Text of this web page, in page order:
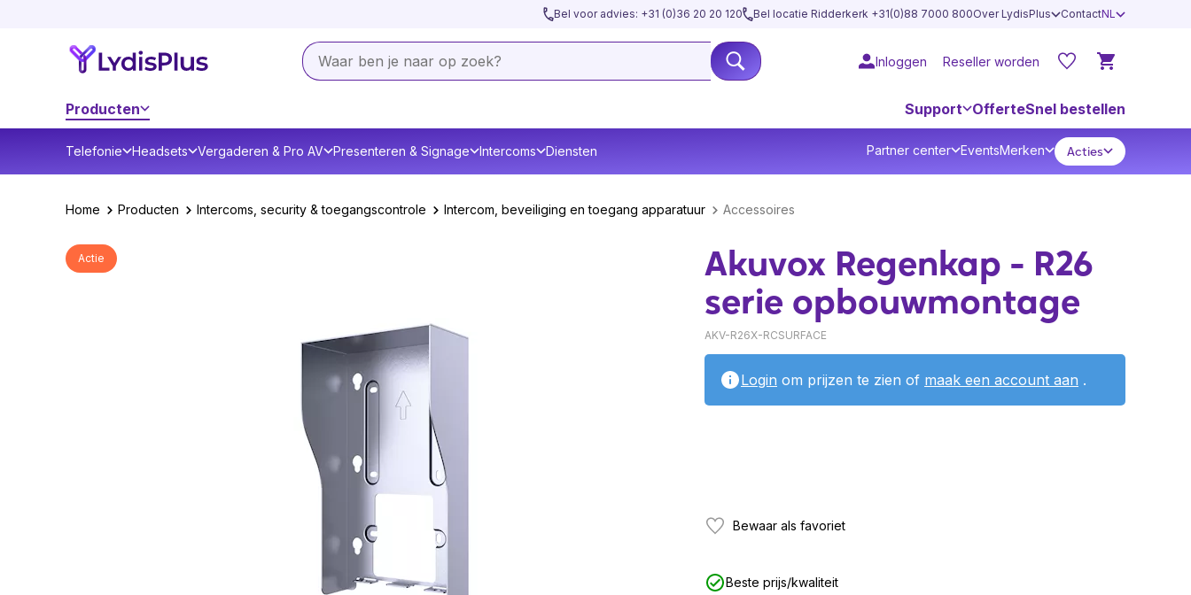
Bel voor advies: +31 (0)36 20 20 120 Bel locatie Ridderkerk +31(0)88 7000 800Over LydisPlus ContactNL
Inloggen Reseller worden
Producten Support OfferteSnel bestellen
Telefonie Headsets Vergaderen & Pro AV Presenteren & Signage Intercoms Diensten Partner center EventsMerken Acties
Home Producten Intercoms, security & toegangscontrole Intercom, beveiliging en toegang apparatuur Accessoires
Actie
Akuvox Regenkap - R26
serie opbouwmontage
AKV-R26X-RCSURFACE
Login om prijzen te zien of maak een account aan .
Bewaar als favoriet
Beste prijs/kwaliteit